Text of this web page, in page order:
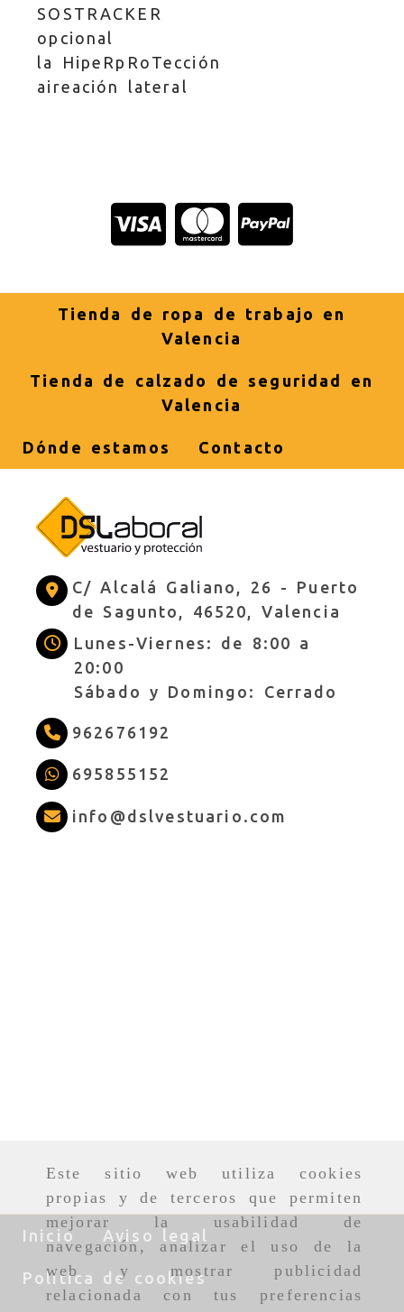
Este sitio web utiliza cookies
propias y de terceros que permiten
mejorar la usabilidad de
navegación, analizar el uso de la
web y mostrar publicidad
relacionada con tus preferencias
SOSTRACKER
opcional
la HipeRpRoTección
aireación lateral
Tienda de ropa de trabajo en
Valencia
Tienda de calzado de seguridad en
Valencia
Dónde estamos Contacto
C/ Alcalá Galiano, 26 - Puerto
de Sagunto, 46520, Valencia
Lunes-Viernes: de 8:00 a
20:00
Sábado y Domingo: Cerrado
962676192
695855152
info dslvestuario.com
Inicio Aviso legal
Política de cookies